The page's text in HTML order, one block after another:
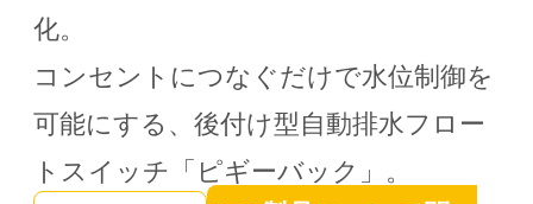
化。
コンセントにつなぐだけで水位制御を
可能にする、後付け型自動排水フロー
トスイッチ「ピギーバック」。